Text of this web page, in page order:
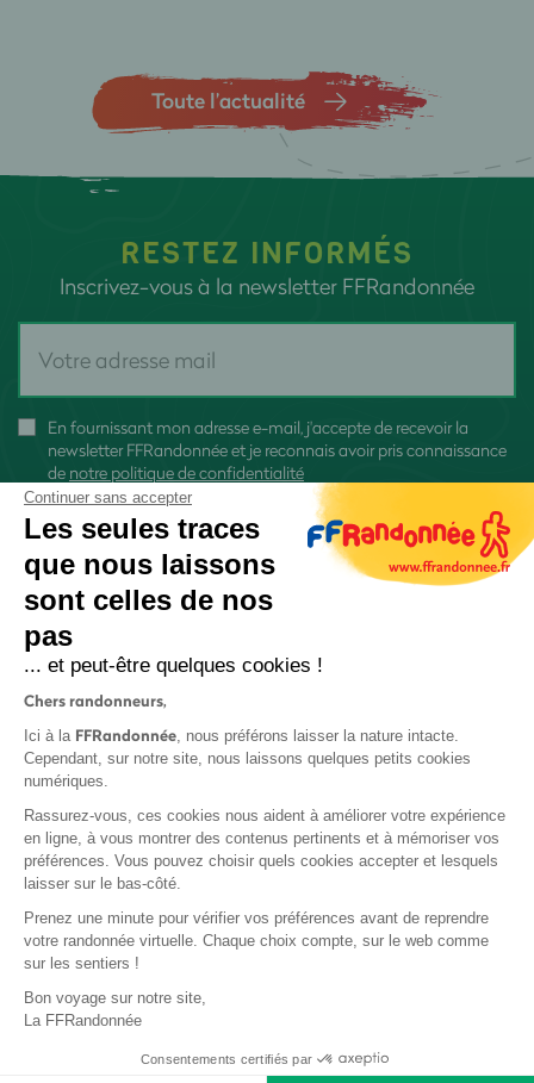
Toute l’actualité
RESTEZ INFORMÉS
Inscrivez-vous à la newsletter FFRandonnée
En fournissant mon adresse e-mail, j'accepte de recevoir la
newsletter FFRandonnée et je reconnais avoir pris connaissance
de notre politique de confidentialité
Protection des données
Politique de confidentialité
Base documentaire
Continuer sans accepter
Les seules traces
que nous laissons
sont celles de nos
pas
... et peut-être quelques cookies !
Chers randonneurs,
Ici à la FFRandonnée, nous préférons laisser la nature intacte.
Cependant, sur notre site, nous laissons quelques petits cookies
numériques.
Rassurez-vous, ces cookies nous aident à améliorer votre expérience
en ligne, à vous montrer des contenus pertinents et à mémoriser vos
préférences. Vous pouvez choisir quels cookies accepter et lesquels
laisser sur le bas-côté.
Prenez une minute pour vérifier vos préférences avant de reprendre
votre randonnée virtuelle. Chaque choix compte, sur le web comme
sur les sentiers !
Bon voyage sur notre site,
La FFRandonnée
Consentements certifiés par